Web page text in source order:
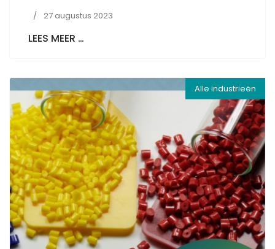
27 augustus 2023
LEES MEER …
Alle industrieën